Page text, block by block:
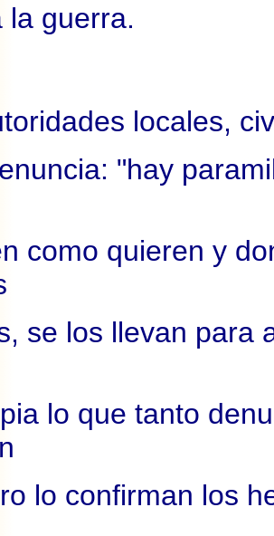
la guerra.
locales,
"hay
como quieren y
se los llevan para
lo que tanto
lo confirman los